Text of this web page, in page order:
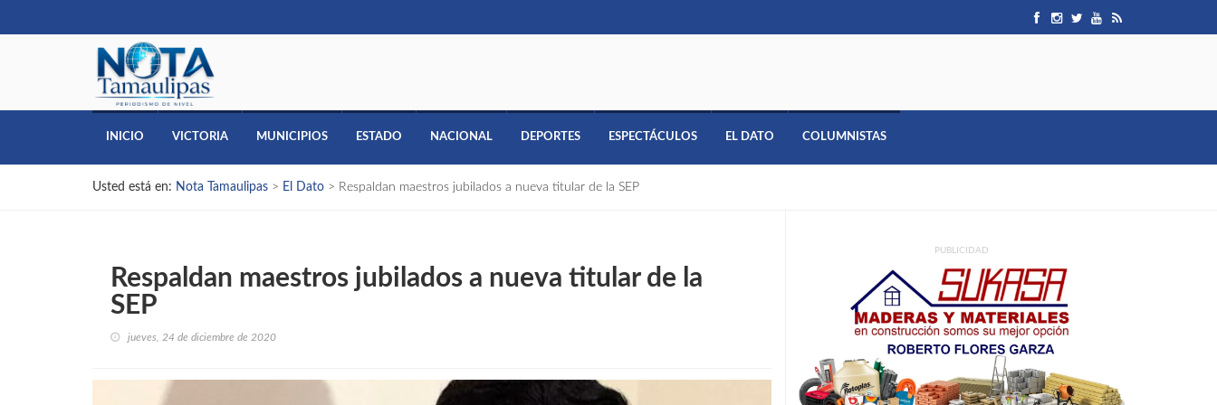
INICIO VICTORIA MUNICIPIOS ESTADO NACIONAL DEPORTES ESPECTÁCULOS EL DATO COLUMNISTAS
Usted está en: Nota Tamaulipas > El Dato > Respaldan maestros jubilados a nueva titular de la SEP
Respaldan maestros jubilados a nueva titular de la
SEP
jueves, 24 de diciembre de 2020
PUBLICIDAD